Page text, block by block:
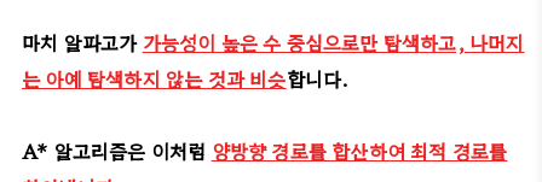
마치 알파고가 가능성이 높은 수 중심으로만 탐색하고, 나머지
는 아예 탐색하지 않는 것과 비슷합니다.
A* 알고리즘은 이처럼 양방향 경로를 합산하여 최적 경로를